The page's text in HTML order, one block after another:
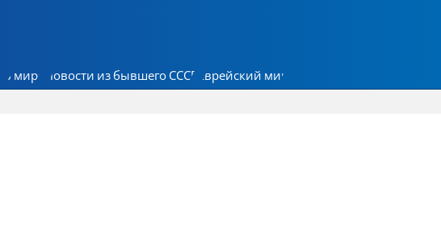
В мире Новости из бывшего СССР Еврейский мир